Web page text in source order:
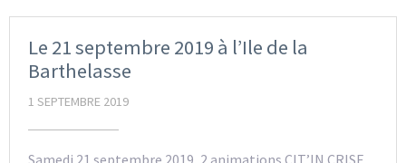
Le 21 septembre 2019 à l’Ile de la
Barthelasse
1 SEPTEMBRE 2019
Samedi 21 septembre 2019, 2 animations CIT’IN CRISE